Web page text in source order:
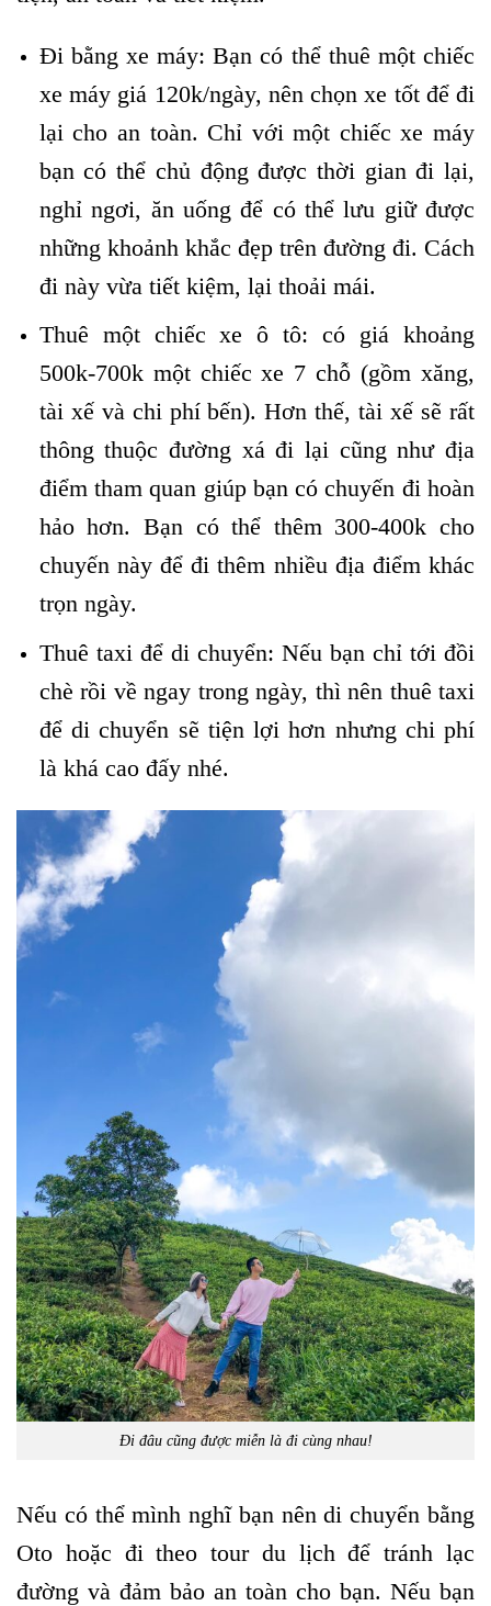
Đi bằng xe máy: Bạn có thể thuê một chiếc
xe máy giá 120k/ngày, nên chọn xe tốt để đi
lại cho an toàn. Chỉ với một chiếc xe máy
bạn có thể chủ động được thời gian đi lại,
nghỉ ngơi, ăn uống để có thể lưu giữ được
những khoảnh khắc đẹp trên đường đi. Cách
đi này vừa tiết kiệm, lại thoải mái.
Thuê một chiếc xe ô tô: có giá khoảng
500k-700k một chiếc xe 7 chỗ (gồm xăng,
tài xế và chi phí bến). Hơn thế, tài xế sẽ rất
thông thuộc đường xá đi lại cũng như địa
điểm tham quan giúp bạn có chuyến đi hoàn
hảo hơn. Bạn có thể thêm 300-400k cho
chuyến này để đi thêm nhiều địa điểm khác
trọn ngày.
Thuê taxi để di chuyển: Nếu bạn chỉ tới đồi
chè rồi về ngay trong ngày, thì nên thuê taxi
để di chuyển sẽ tiện lợi hơn nhưng chi phí
là khá cao đấy nhé.
Đi đâu cũng được miễn là đi cùng nhau!
Nếu có thể mình nghĩ bạn nên di chuyển bằng
Oto hoặc đi theo tour du lịch để tránh lạc
đường và đảm bảo an toàn cho bạn. Nếu bạn